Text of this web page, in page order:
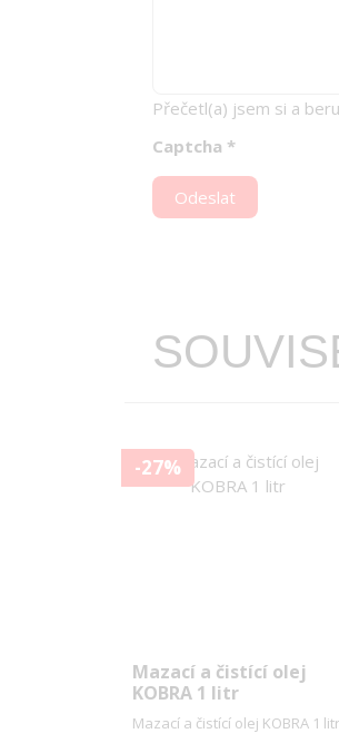
Přečetl(a) jsem si a
Captcha *
Odeslat
-27%
Mazací a čistící olej
KOBRA 1 litr
Mazací a čistící olej KOBRA 1